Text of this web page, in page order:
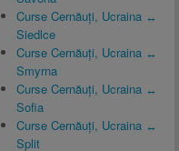
Curse Cernăuți, Ucraina ↔
Siedlce
Curse Cernăuți, Ucraina ↔
Smyrna
Curse Cernăuți, Ucraina ↔
Sofia
Curse Cernăuți, Ucraina ↔
Split